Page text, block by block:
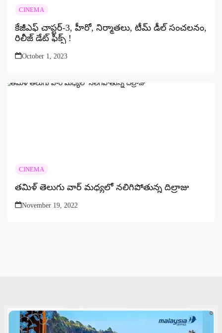
CINEMA
కేజీఎఫ్ చాప్టర్-3, హీరో, నిర్మాతలు, టీమ్ డీల్ సంచలనం,
రిలీజ్ డేట్ ఫిక్స్ !
October 1, 2023
CINEMA
తమిళ్ తెలుగు వార్ మధ్యలో నలిగిపోతున్న దిల్రాజు
November 19, 2022